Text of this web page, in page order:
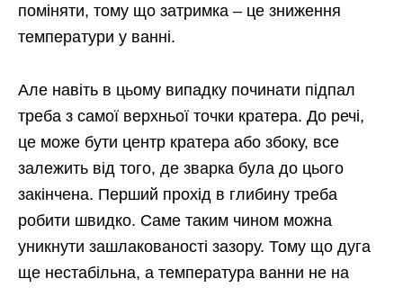
поміняти, тому що затримка – це зниження
температури у ванні.
Але навіть в цьому випадку починати підпал
треба з самої верхньої точки кратера. До речі,
це може бути центр кратера або збоку, все
залежить від того, де зварка була до цього
закінчена. Перший прохід в глибину треба
робити швидко. Саме таким чином можна
уникнути зашлакованості зазору. Тому що дуга
ще нестабільна, а температура ванни не на